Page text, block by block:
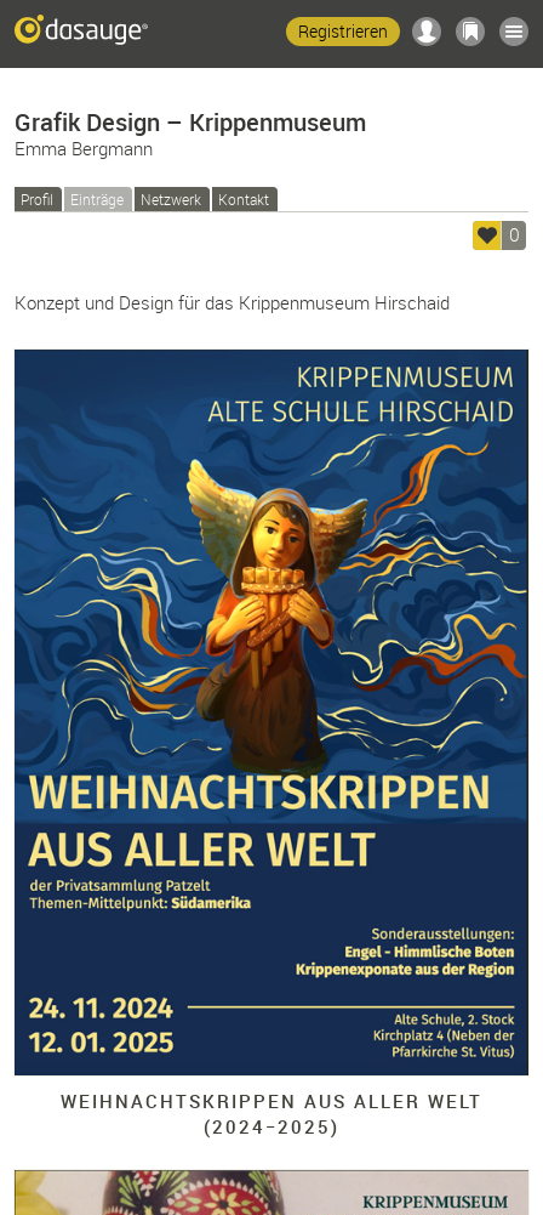
Registrieren
Grafik Design – Krippenmuseum
Emma Bergmann
Profil Einträge Netzwerk Kontakt
0
Konzept und Design für das Krippenmuseum Hirschaid
WEIHNACHTSKRIPPEN AUS ALLER WELT
(2024−2025)